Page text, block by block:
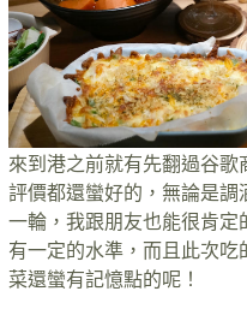
來到港之前就有先翻過谷
評價都還蠻好的，無論是調
一輪，我跟朋友也能很肯
有一定的水準，而且此次
菜還蠻有記憶點的呢！